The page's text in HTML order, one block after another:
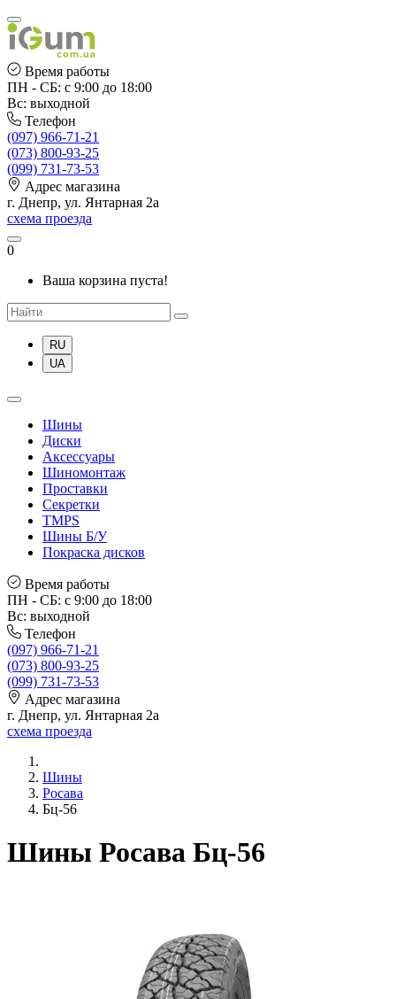
Время работы
ПН - СБ: с 9:00 до 18:00
Вс: выходной
Телефон
(097) 966-71-21
(073) 800-93-25
(099) 731-73-53
Адрес магазина
г. Днепр, ул. Янтарная 2а
схема проезда
0
Ваша корзина пуста!
RU
UA
Шины
Диски
Аксессуары
Шиномонтаж
Проставки
Секретки
TMPS
Шины Б/У
Покраска дисков
Время работы
ПН - СБ: с 9:00 до 18:00
Вс: выходной
Телефон
(097) 966-71-21
(073) 800-93-25
(099) 731-73-53
Адрес магазина
г. Днепр, ул. Янтарная 2а
схема проезда
Шины
Росава
Бц-56
Шины Росава Бц-56